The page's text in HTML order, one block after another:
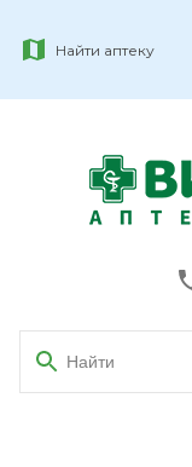
Найти аптеку